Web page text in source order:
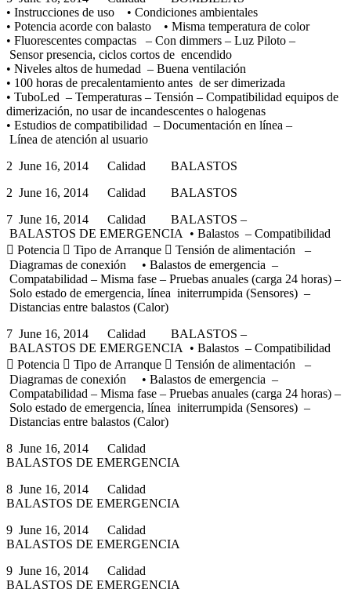
• Instrucciones de uso • Condiciones ambientales
• Potencia acorde con balasto • Misma temperatura de color
• Fluorescentes compactas – Con dimmers – Luz Piloto –
Sensor presencia, ciclos cortos de encendido
• Niveles altos de humedad – Buena ventilación
• 100 horas de precalentamiento antes de ser dimerizada
• TuboLed – Temperaturas – Tensión – Compatibilidad equipos de
dimerización, no usar de incandescentes o halogenas
• Estudios de compatibilidad – Documentación en línea –
Línea de atención al usuario
2 June 16, 2014 Calidad BALASTOS
2 June 16, 2014 Calidad BALASTOS
7 June 16, 2014 Calidad BALASTOS –
BALASTOS DE EMERGENCIA • Balastos – Compatibilidad
 Potencia  Tipo de Arranque  Tensión de alimentación –
Diagramas de conexión • Balastos de emergencia –
Compatabilidad – Misma fase – Pruebas anuales (carga 24 horas) –
Solo estado de emergencia, línea initerrumpida (Sensores) –
Distancias entre balastos (Calor)
7 June 16, 2014 Calidad BALASTOS –
BALASTOS DE EMERGENCIA • Balastos – Compatibilidad
 Potencia  Tipo de Arranque  Tensión de alimentación –
Diagramas de conexión • Balastos de emergencia –
Compatabilidad – Misma fase – Pruebas anuales (carga 24 horas) –
Solo estado de emergencia, línea initerrumpida (Sensores) –
Distancias entre balastos (Calor)
8 June 16, 2014 Calidad
BALASTOS DE EMERGENCIA
8 June 16, 2014 Calidad
BALASTOS DE EMERGENCIA
9 June 16, 2014 Calidad
BALASTOS DE EMERGENCIA
9 June 16, 2014 Calidad
BALASTOS DE EMERGENCIA